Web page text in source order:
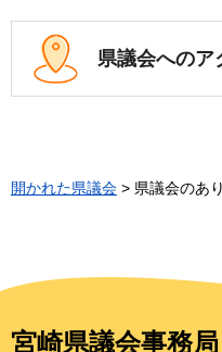
県議会へのア
開かれた県議会 > 県議会のあ
宮崎県議会事務局